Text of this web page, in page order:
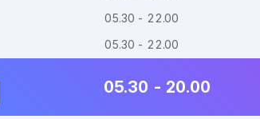
05.30 - 22.00
05.30 - 22.00
05.30 - 20.00